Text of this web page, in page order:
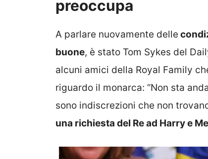
preoccupa
A parlare nuovamente delle
buone, è stato Tom Sykes del
alcuni amici della Royal Family
riguardo il monarca: “Non sta
sono indiscrezioni che non
una richiesta del Re ad Harry e